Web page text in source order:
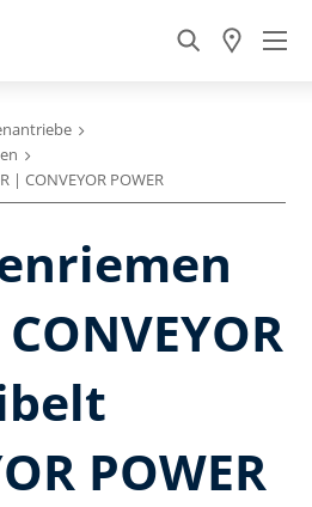
| CONVEYOR POWER
POWER